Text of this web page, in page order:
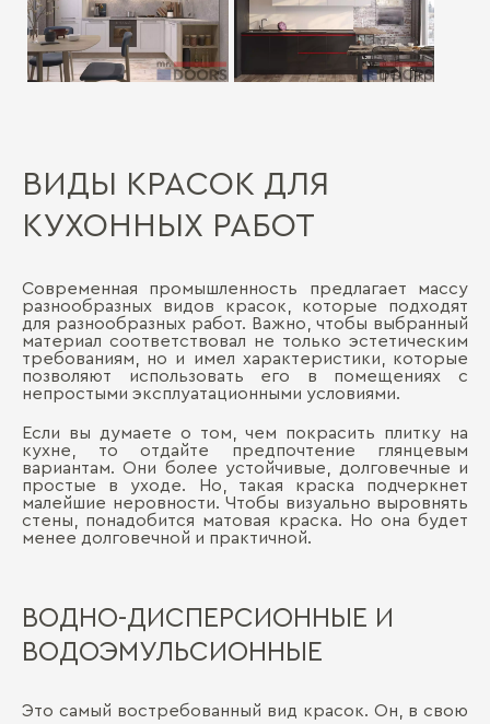
ВИДЫ КРАСОК ДЛЯ
КУХОННЫХ РАБОТ
Современная промышленность предлагает массу
разнообразных видов красок, которые подходят
для разнообразных работ. Важно, чтобы выбранный
материал соответствовал не только эстетическим
требованиям, но и имел характеристики, которые
позволяют использовать его в помещениях с
непростыми эксплуатационными условиями.
Если вы думаете о том, чем покрасить плитку на
кухне, то отдайте предпочтение глянцевым
вариантам. Они более устойчивые, долговечные и
простые в уходе. Но, такая краска подчеркнет
малейшие неровности. Чтобы визуально выровнять
стены, понадобится матовая краска. Но она будет
менее долговечной и практичной.
ВОДНО-ДИСПЕРСИОННЫЕ И
ВОДОЭМУЛЬСИОННЫЕ
Это самый востребованный вид красок. Он, в свою